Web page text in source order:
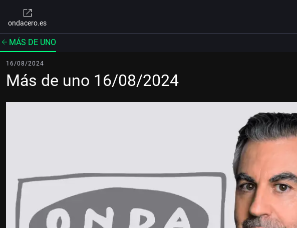
ondacero.es
MÁS DE UNO
16/08/2024
Más de uno 16/08/2024